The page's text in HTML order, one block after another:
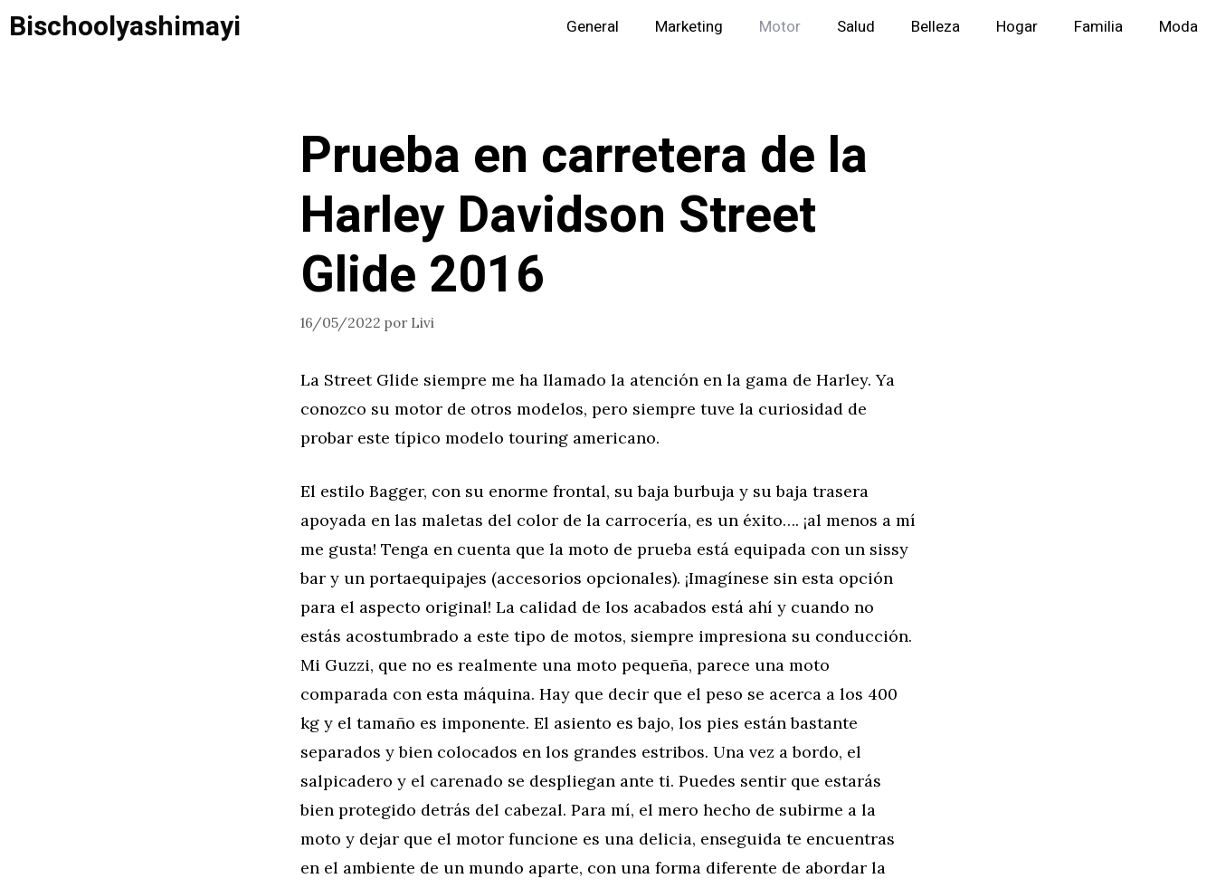
Saltar
alBischoolyashimayi General Marketing Motor Salud Belleza Hogar Familia Moda
Prueba en carretera de la
Harley Davidson Street
Glide 2016
16/05/2022 por Livi
La Street Glide siempre me ha llamado la atención en la gama de Harley. Ya
conozco su motor de otros modelos, pero siempre tuve la curiosidad de
probar este típico modelo touring americano.
El estilo Bagger, con su enorme frontal, su baja burbuja y su baja trasera
apoyada en las maletas del color de la carrocería, es un éxito…. ¡al menos a mí
me gusta! Tenga en cuenta que la moto de prueba está equipada con un sissy
bar y un portaequipajes (accesorios opcionales). ¡Imagínese sin esta opción
para el aspecto original! La calidad de los acabados está ahí y cuando no
estás acostumbrado a este tipo de motos, siempre impresiona su conducción.
Mi Guzzi, que no es realmente una moto pequeña, parece una moto
comparada con esta máquina. Hay que decir que el peso se acerca a los 400
kg y el tamaño es imponente. El asiento es bajo, los pies están bastante
separados y bien colocados en los grandes estribos. Una vez a bordo, el
salpicadero y el carenado se despliegan ante ti. Puedes sentir que estarás
bien protegido detrás del cabezal. Para mí, el mero hecho de subirme a la
moto y dejar que el motor funcione es una delicia, enseguida te encuentras
en el ambiente de un mundo aparte, con una forma diferente de abordar la